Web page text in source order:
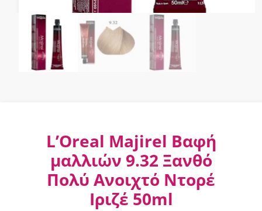
L’Oreal Majirel Βαφή
μαλλιών 9.32 Ξανθό
Πολύ Ανοιχτό Ντορέ
Ιριζέ 50ml